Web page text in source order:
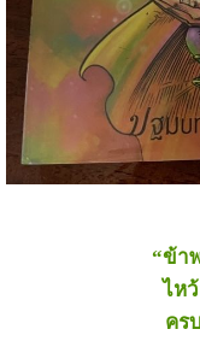
“ข้า
ไห
คร